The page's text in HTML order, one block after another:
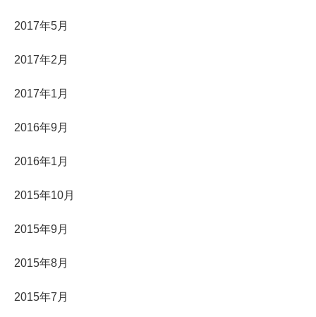
2017年5月
2017年2月
2017年1月
2016年9月
2016年1月
2015年10月
2015年9月
2015年8月
2015年7月